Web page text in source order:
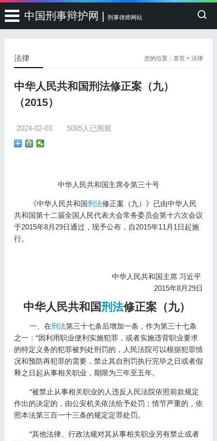
中国刑事辩护网 | 刑事律师网站
您的位置：首页 >法律
法律
中华人民共和国刑法修正案（九）
（2015）
2024-02-03 5085人已围观
中华人民共和国主席令第三十号
《中华人民共和国刑法修正案（九）》已由中华人民
共和国第十二届全国人民代表大会常务委员会第十六次会议
于2015年8月29日通过，现予公布，自2015年11月1日起施
行。
中华人民共和国主席 习近平
2015年8月29日
中华人民共和国刑法修正案（九）
一、在刑法第三十七条后增加一条，作为第三十七条
之一：“因利用职业便利实施犯罪，或者实施违背职业要求
的特定义务的犯罪被判处刑罚的，人民法院可以根据犯罪情
况和预防再犯罪的需要，禁止其自刑罚执行完毕之日或者假
释之日起从事相关职业，期限为三年至五年。
“被禁止从事相关职业的人违反人民法院依照前款规定
作出的决定的，由公安机关依法给予处罚；情节严重的，依
照本法第三百一十三条的规定定罪处罚。
“其他法律、行政法规对其从事相关职业另有禁止或者